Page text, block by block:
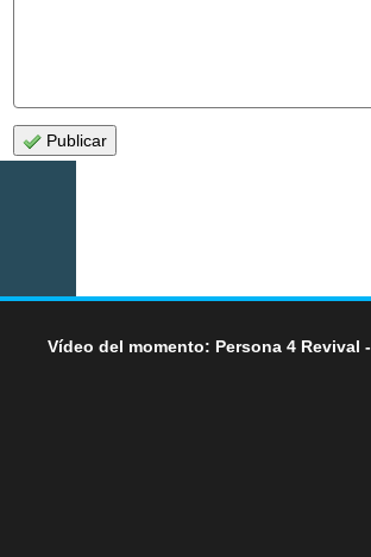
Publicar
Vídeo del momento: Persona 4 Revival